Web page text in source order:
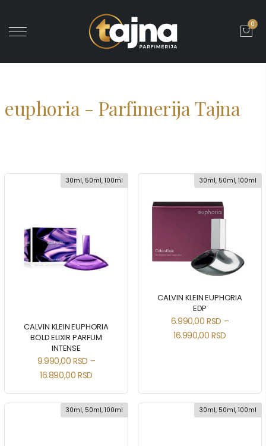
0
euphoria - Parfimerija Tajna
30ml, 50ml, 100ml
CALVIN KLEIN EUPHORIA
BOLD ELIXIR PARFUM
INTENSE
9.990,00RSD –
16.890,00RSD
30ml, 50ml, 100ml
CALVIN KLEIN EUPHORIA
EDP
6.990,00RSD –
16.990,00RSD
30ml, 50ml, 100ml 30ml, 50ml, 100ml